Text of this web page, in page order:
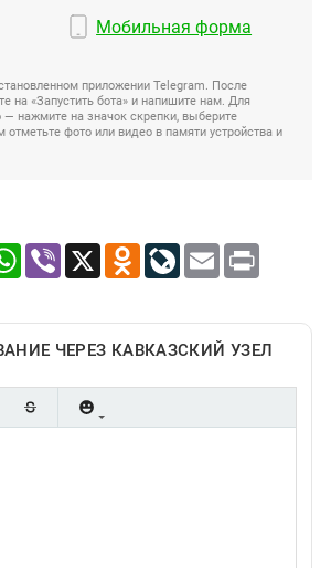
Мобильная форма
приложении Telegram. После
на «Запустить бота» и напишите нам. Для
— нажмите на значок скрепки, выберите
фото или видео в памяти устройства и
WhatsApp
Viber X Odnoklassniki
LiveJournal
Email Print
ЧЕРЕЗ КАВКАЗСКИЙ УЗЕЛ